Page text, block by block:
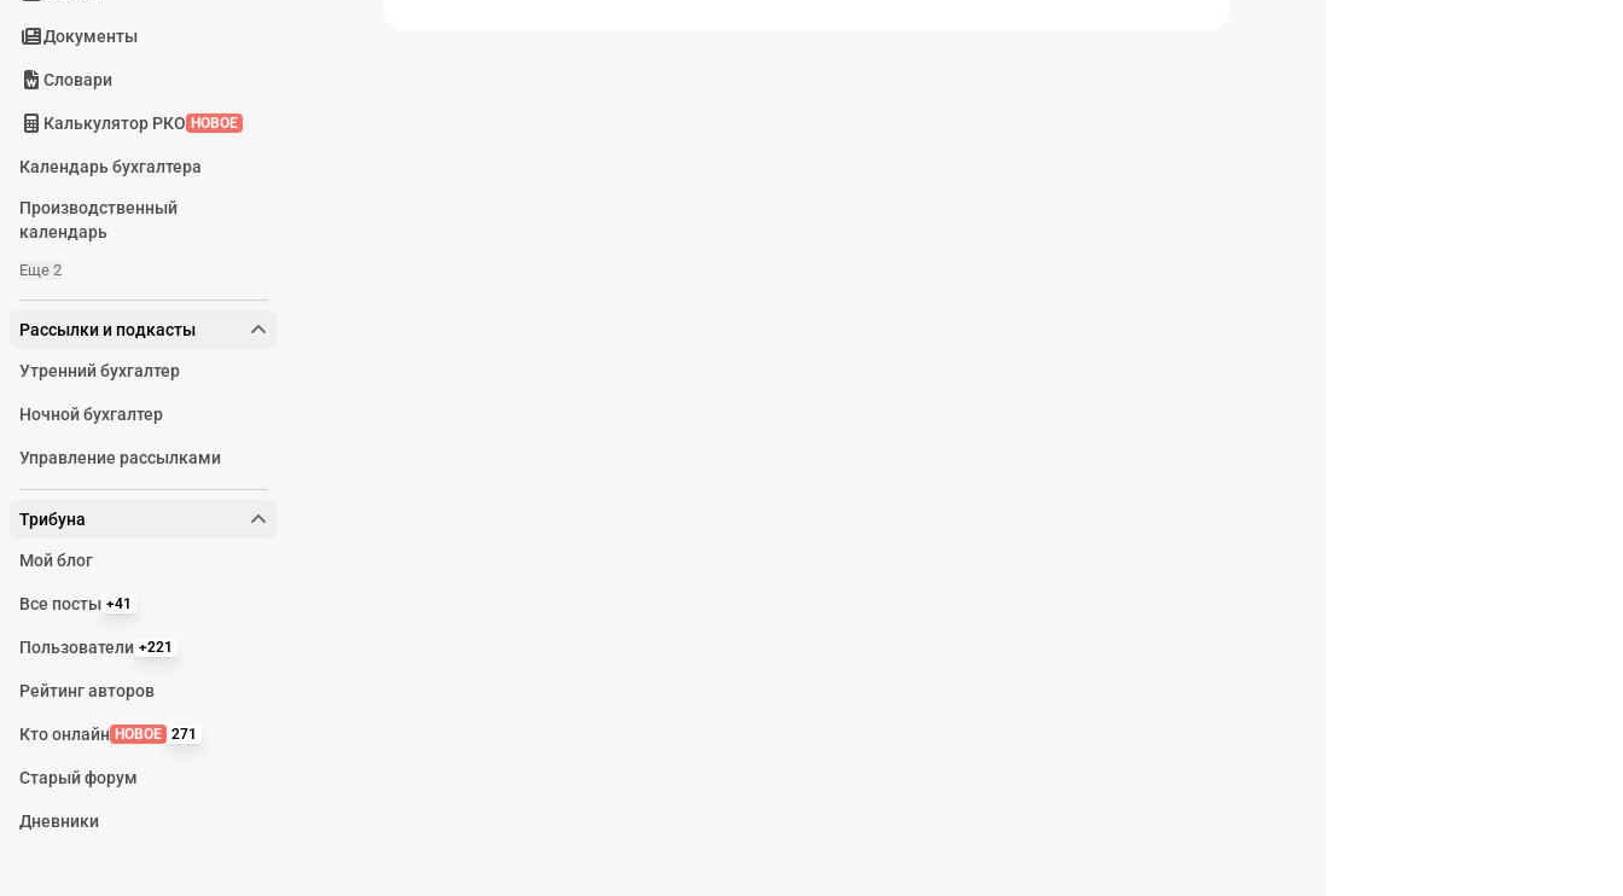
Документы
Словари
Калькулятор РКО НОВОЕ
Календарь бухгалтера
Производственный
календарь
Еще 2
Рассылки и подкасты
Утренний бухгалтер
Ночной бухгалтер
Управление рассылками
Трибуна
Мой блог
Все посты +41
Пользователи +221
Рейтинг авторов
Кто онлайн НОВОЕ 271
Старый форум
Дневники